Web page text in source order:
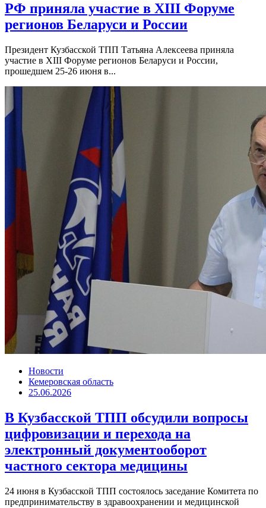
РФ приняла участие в XIII Форуме
регионов Беларуси и России
Президент Кузбасской ТПП Татьяна Алексеева приняла
участие в XIII Форуме регионов Беларуси и России,
прошедшем 25-26 июня в...
Новости
Кемеровская область
25.06.2026
В Кузбасской ТПП обсудили вопросы
цифровизации и перехода на
электронный документооборот
частного сектора медицины
24 июня в Кузбасской ТПП состоялось заседание Комитета по
предпринимательству в здравоохранении и медицинской